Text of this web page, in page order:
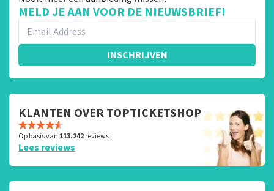
MELD JE AAN VOOR DE NIEUWSBRIEF!
INSCHRIJVEN
KLANTEN OVER TOPTICKETSHOP
Op basis van 113.242reviews
Lees reviews